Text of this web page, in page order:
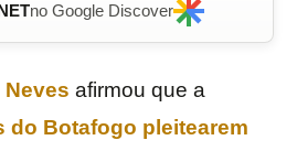
no Google Discover
afirmou que a
do Botafogo pleitearem